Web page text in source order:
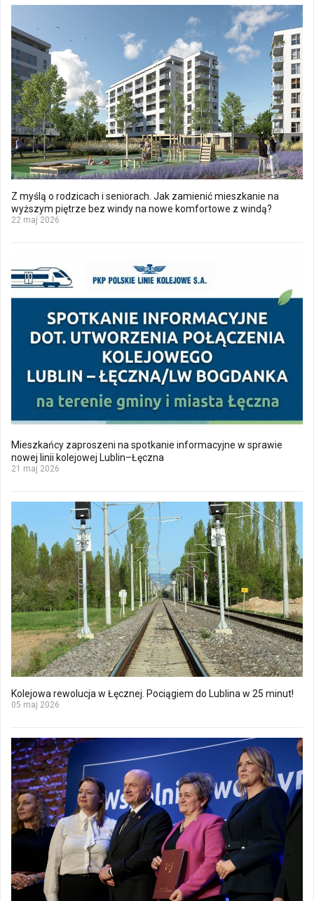
Z myślą o rodzicach i seniorach. Jak zamienić mieszkanie na
wyższym piętrze bez windy na nowe komfortowe z windą?
22 maj 2026
Mieszkańcy zaproszeni na spotkanie informacyjne w sprawie
nowej linii kolejowej Lublin–Łęczna
21 maj 2026
Kolejowa rewolucja w Łęcznej. Pociągiem do Lublina w 25 minut!
05 maj 2026